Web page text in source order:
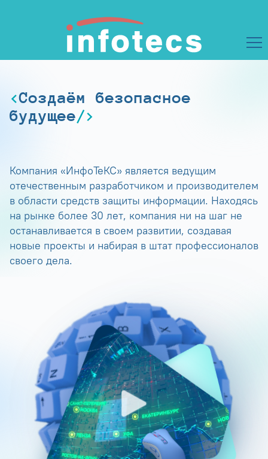
Создаём безопасное
будущее
Компания «ИнфоТеКС» является ведущим
отечественным разработчиком и производителем
в области средств защиты информации. Находясь
на рынке более 30 лет, компания ни на шаг не
останавливается в своем развитии, создавая
новые проекты и набирая в штат профессионалов
своего дела.